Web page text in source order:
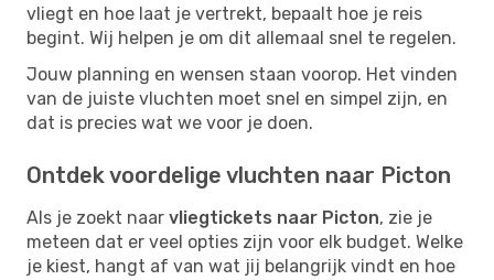
vliegt en hoe laat je vertrekt, bepaalt hoe je reis
begint. Wij helpen je om dit allemaal snel te regelen.
Jouw planning en wensen staan voorop. Het vinden
van de juiste vluchten moet snel en simpel zijn, en
dat is precies wat we voor je doen.
Ontdek voordelige vluchten naar Picton
Als je zoekt naar vliegtickets naar Picton, zie je
meteen dat er veel opties zijn voor elk budget. Welke
je kiest, hangt af van wat jij belangrijk vindt en hoe